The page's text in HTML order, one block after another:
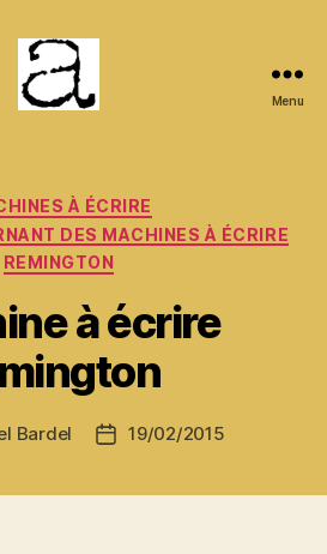
Menu
Catégories
À ÉCRIRE
DES MACHINES À ÉCRIRE
REMINGTON
à écrire
Bardel
Date19/02/2015